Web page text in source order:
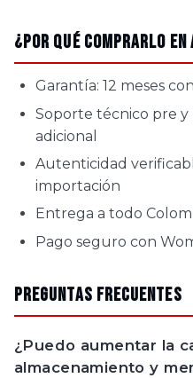
¿Por qué comprarlo en
Garantía: 12 meses
Soporte técnico pre y
adicional
Autenticidad
importación
Entrega a todo
Pago seguro con
Preguntas Frecuentes
¿Puedo aumentar la
almacenamiento y